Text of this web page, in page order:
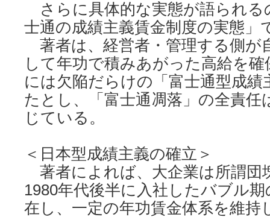
さらに具体的な実態が語られる
士通の成績主義賃金制度の実態」
著者は、経営者・管理する側が
して年功で積みあがった高給を
には欠陥だらけの「富士通型成績
たとし、「富士通凋落」の全責任
じている。
＜日本型成績主義の確立＞
著者によれば、大企業は所謂団
1980年代後半に入社したバブル
在し、一定の年功賃金体系を維持